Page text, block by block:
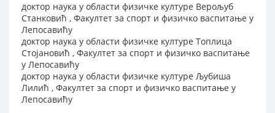
доктор наука у области физичке културе Верољуб
Станковић , Факултет за спорт и физичко васпитање у
Лепосавићу
доктор наука у области физичке културе Топлица
Стојановић , Факултет за спорт и физичко васпитање
у Лепосавићу
доктор наука у области физичке културе Љубиша
Лилић , Факултет за спорт и физичко васпитање у
Лепосавићу